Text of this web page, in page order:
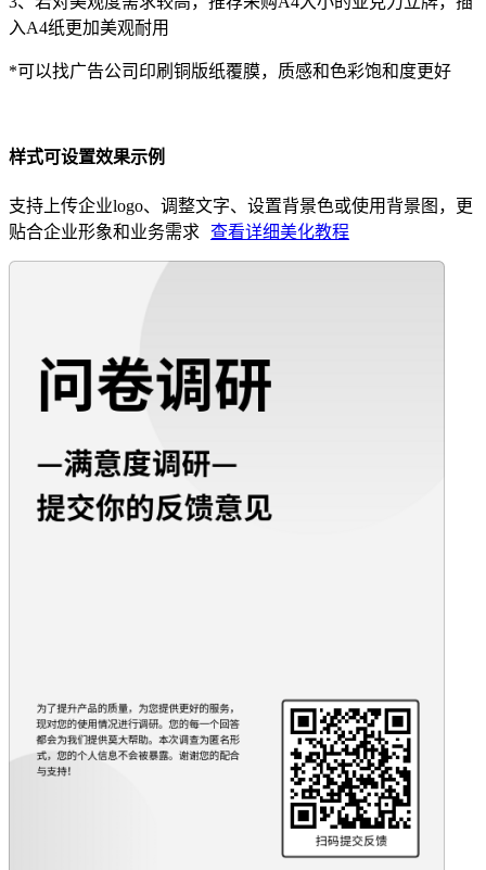
入A4纸更加美观耐用
*可以找广告公司印刷铜版纸覆膜，质感和色彩饱和度更好
样式可设置效果示例
支持上传企业logo、调整文字、设置背景色或使用背景图，更
贴合企业形象和业务需求 查看详细美化教程